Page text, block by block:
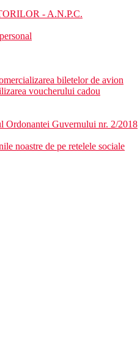
- A.N.P.C.
biletelor de avion
voucherului cadou
Ordonantei Guvernului nr. 2/2018
noastre de pe retelele sociale